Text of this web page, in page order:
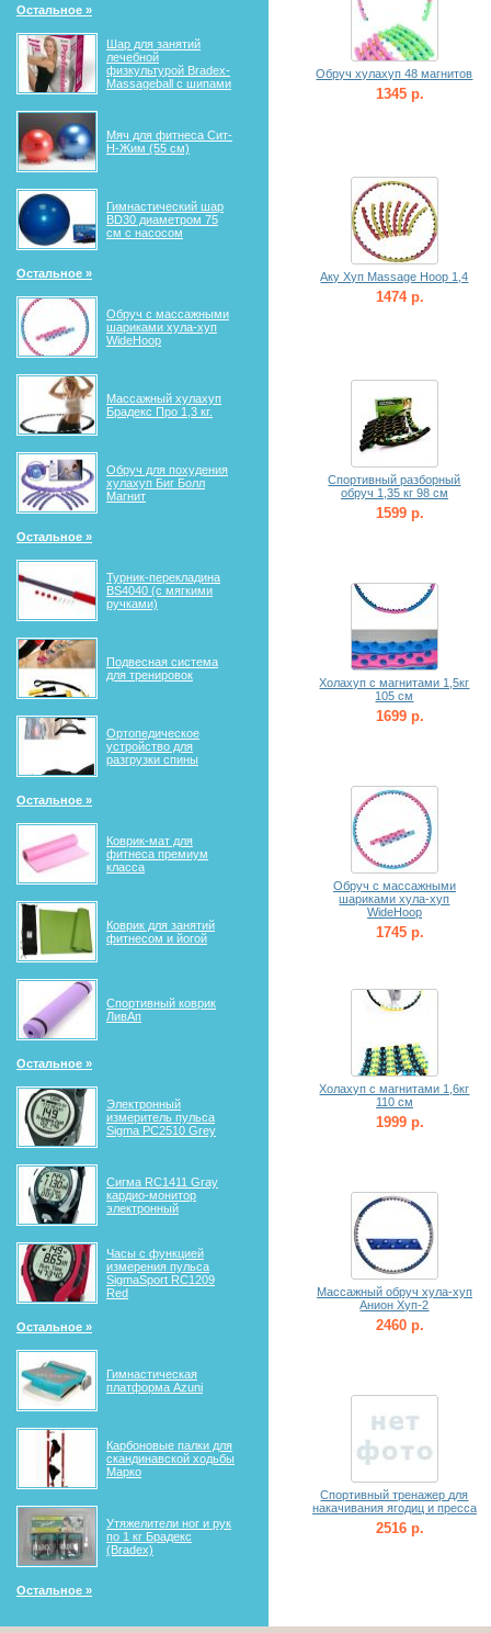
Остальное »
Шар для занятий
лечебной
физкультурой Bradex-
Massageball с шипами
Мяч для фитнеса Сит-
Н-Жим (55 см)
Гимнастический шар
BD30 диаметром 75
см с насосом
Остальное »
Обруч с массажными
шариками хула-хуп
WideHoop
Массажный хулахуп
Брадекс Про 1,3 кг.
Обруч для похудения
хулахуп Биг Болл
Магнит
Остальное »
Турник-перекладина
BS4040 (с мягкими
ручками)
Подвесная система
для тренировок
Ортопедическое
устройство для
разгрузки спины
Остальное »
Коврик-мат для
фитнеса премиум
класса
Коврик для занятий
фитнесом и йогой
Спортивный коврик
ЛивАп
Остальное »
Электронный
измеритель пульса
Sigma PC2510 Grey
Сигма RС1411 Gray
кардио-монитор
электронный
Часы с функцией
измерения пульса
SigmaSport RC1209
Red
Остальное »
Гимнастическая
платформа Azuni
Карбоновые палки для
скандинавской ходьбы
Марко
Утяжелители ног и рук
по 1 кг Брадекс
(Bradex)
Остальное »
Обруч хулахуп 48 магнитов
1345 р.
Аку Хуп Massage Hoop 1,4
1474 р.
Спортивный разборный
обруч 1,35 кг 98 см
1599 р.
Холахуп с магнитами 1,5кг
105 см
1699 р.
Обруч с массажными
шариками хула-хуп
WideHoop
1745 р.
Холахуп с магнитами 1,6кг
110 см
1999 р.
Массажный обруч хула-хуп
Анион Хуп-2
2460 р.
Спортивный тренажер для
накачивания ягодиц и пресса
2516 р.